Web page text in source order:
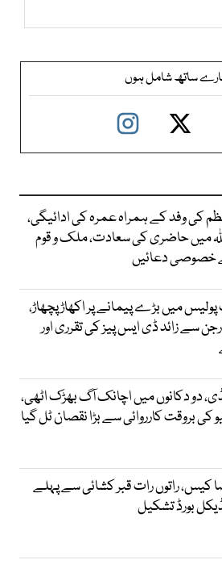
ساتھ شامل ہوں
کی وفد کے ہمراہ عمرہ کی ادائیگی،
میں حاضری کی سعادت، ملک و قوم
خصوصی دعائیں
میں بڑے پیمانے پر اکھاڑ پچھاڑ،
سے زائد ڈی ایس پیز کی تقرری اور
دو دکانوں میں اچانک آگ بھڑک اٹھی،
کی بروقت کارروائی سے بڑا نقصان ٹل گیا
کیس، راتوں رات قبر کشائی سے پہلے
بورڈ تشکیل